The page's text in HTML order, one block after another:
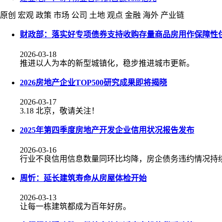
原创 宏观 政策 市场 公司 土地 观点 金融 海外 产业链
财政部：落实好专项债券支持收购存量商品房用作保障性
2026-03-18
推进以人为本的新型城镇化，稳步推进城市更新。
2026房地产企业TOP500研究成果即将揭晓
2026-03-17
3.18 北京，敬请关注！
2025年第四季度房地产开发企业信用状况报告发布
2026-03-16
行业不良信用信息数量同环比均降，房企债务违约情况持
周忻：延长建筑寿命从房屋体检开始
2026-03-13
让每一栋建筑都成为百年好房。